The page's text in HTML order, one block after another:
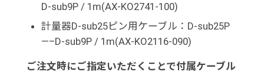
D-sub9P / 1m(AX-KO2741-100)
計量器D-sub25ピン用ケーブル：D-sub25P
—–D-sub9P / 1m(AX-KO2116-090)
ご注文時にご指定いただくことで付属ケーブル